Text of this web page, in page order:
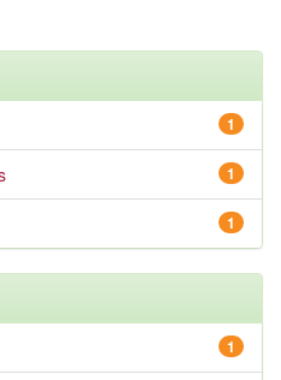
1
1
1
1